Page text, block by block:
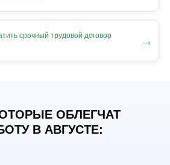
срочный трудовой договор
→
ОБЛЕГЧАТ
В АВГУСТЕ: